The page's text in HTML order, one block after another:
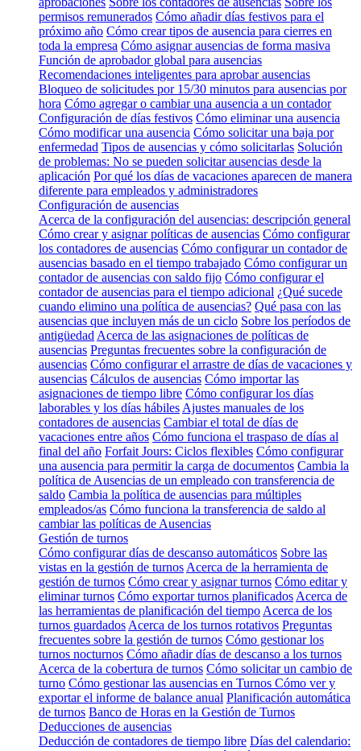
permisos remunerados Cómo añadir días festivos para el
próximo año Cómo crear tipos de ausencia para cierres en
toda la empresa Cómo asignar ausencias de forma masiva
Función de aprobador global para ausencias
Recomendaciones inteligentes para aprobar ausencias
Bloqueo de solicitudes por 15/30 minutos para ausencias por
hora Cómo agregar o cambiar una ausencia a un contador
Configuración de días festivos Cómo eliminar una ausencia
Cómo modificar una ausencia Cómo solicitar una baja por
enfermedad Tipos de ausencias y cómo solicitarlas Solución
de problemas: No se pueden solicitar ausencias desde la
aplicación Por qué los días de vacaciones aparecen de manera
diferente para empleados y administradores
Configuración de ausencias
Acerca de la configuración del ausencias: descripción general
Cómo crear y asignar políticas de ausencias Cómo configurar
los contadores de ausencias Cómo configurar un contador de
ausencias basado en el tiempo trabajado Cómo configurar un
contador de ausencias con saldo fijo Cómo configurar el
contador de ausencias para el tiempo adicional ¿Qué sucede
cuando elimino una política de ausencias? Qué pasa con las
ausencias que incluyen más de un ciclo Sobre los períodos de
antigüedad Acerca de las asignaciones de políticas de
ausencias Preguntas frecuentes sobre la configuración de
ausencias Cómo configurar el arrastre de días de vacaciones y
ausencias Cálculos de ausencias Cómo importar las
asignaciones de tiempo libre Cómo configurar los días
laborables y los días hábiles Ajustes manuales de los
contadores de ausencias Cambiar el total de días de
vacaciones entre años Cómo funciona el traspaso de días al
final del año Forfait Jours: Ciclos flexibles Cómo configurar
una ausencia para permitir la carga de documentos Cambia la
política de Ausencias de un empleado con transferencia de
saldo Cambia la política de ausencias para múltiples
empleados/as Cómo funciona la transferencia de saldo al
cambiar las políticas de Ausencias
Gestión de turnos
Cómo configurar días de descanso automáticos Sobre las
vistas en la gestión de turnos Acerca de la herramienta de
gestión de turnos Cómo crear y asignar turnos Cómo editar y
eliminar turnos Cómo exportar turnos planificados Acerca de
las herramientas de planificación del tiempo Acerca de los
turnos guardados Acerca de los turnos rotativos Preguntas
frecuentes sobre la gestión de turnos Cómo gestionar los
turnos nocturnos Cómo añadir días de descanso a los turnos
Acerca de la cobertura de turnos Cómo solicitar un cambio de
turno Cómo gestionar las ausencias en Turnos Cómo ver y
exportar el informe de balance anual Planificación automática
de turnos Banco de Horas en la Gestión de Turnos
Deducciones de ausencias
Deducción de contadores de tiempo libre Días del calendario: